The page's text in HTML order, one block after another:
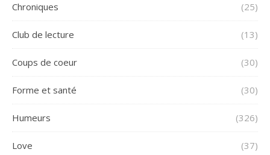
Chroniques (25)
Club de lecture (13)
Coups de coeur (30)
Forme et santé (30)
Humeurs (326)
Love (37)